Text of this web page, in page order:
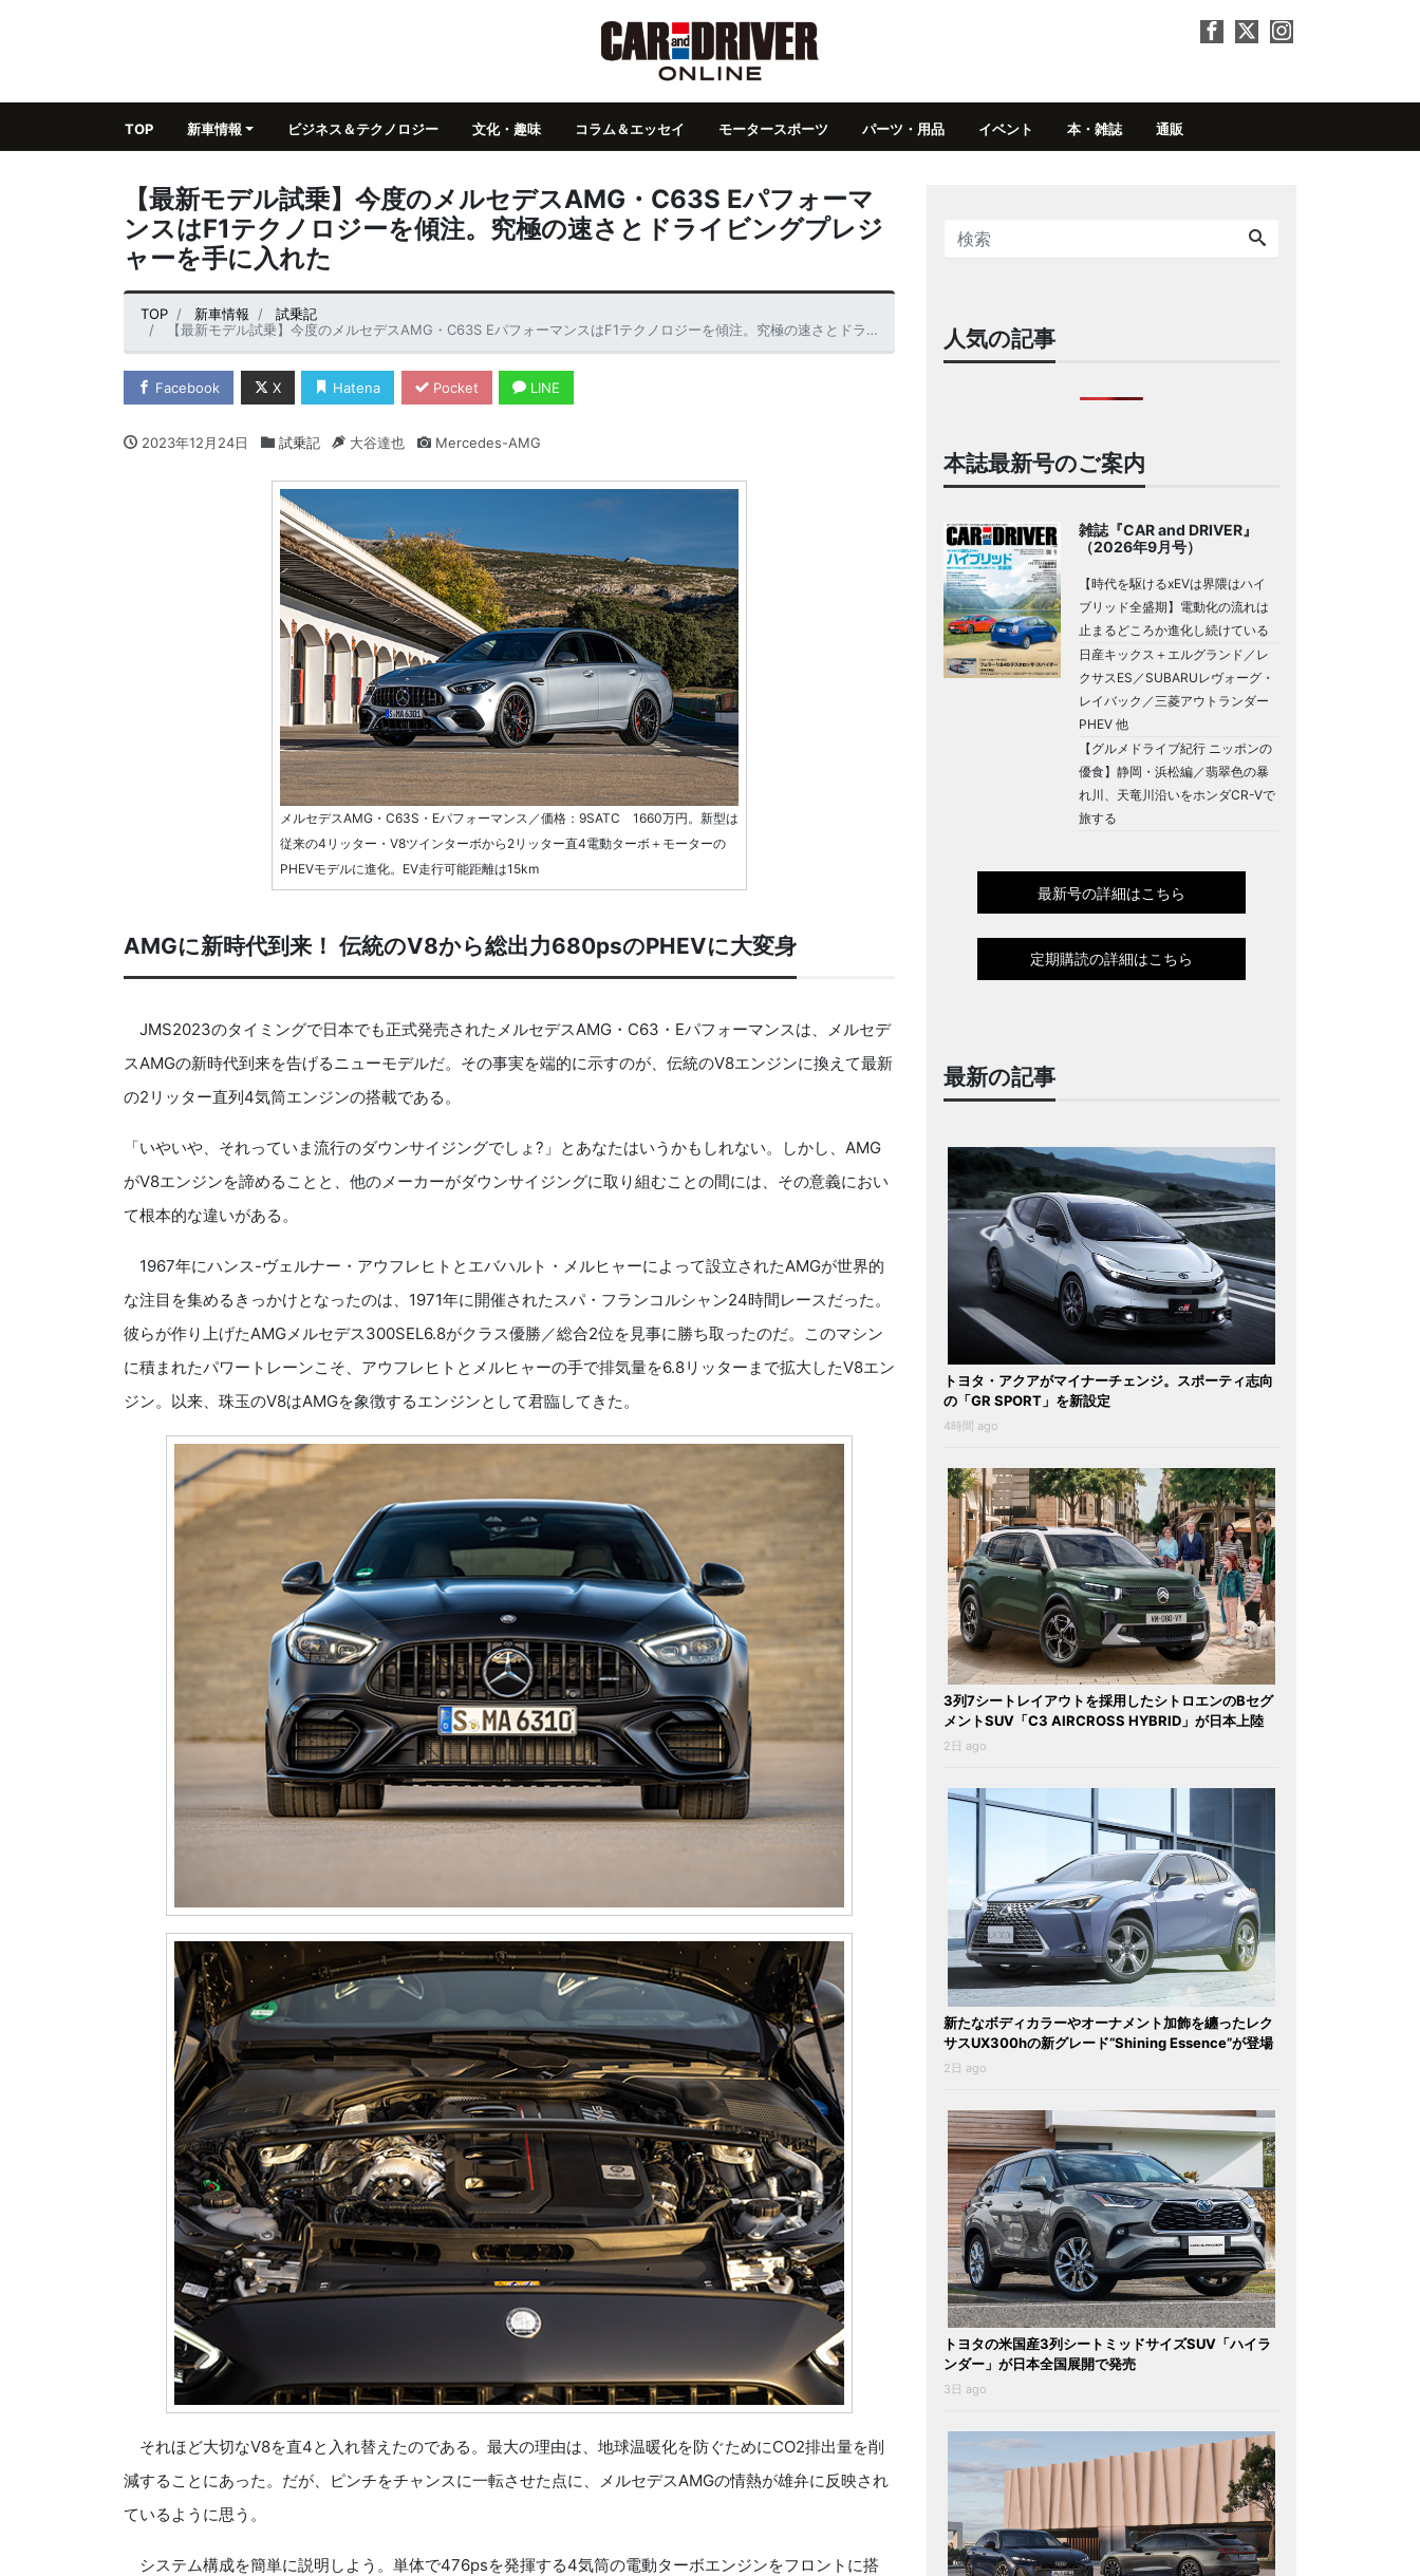
TOP 新車情報 ビジネス＆テクノロジー 文化・趣味 コラム＆エッセイ モータースポーツ パーツ・用品 イベント 本・雑誌 通販
【最新モデル試乗】今度のメルセデスAMG・C63S Eパフォーマ
ンスはF1テクノロジーを傾注。究極の速さとドライビングプレジ
ャーを手に入れた
TOP 新車情報
試乗記
【最新モデル試乗】今度のメルセデスAMG・C63S EパフォーマンスはF1テクノロジーを傾注。究極の速さとドライビングプレジャーを手に入れた
Facebook X Hatena Pocket LINE
2023年12月24日 試乗記 大谷達也 Mercedes-AMG
メルセデスAMG・C63S・Eパフォーマンス／価格：9SATC 1660万円。新型は
従来の4リッター・V8ツインターボから2リッター直4電動ターボ＋モーターの
PHEVモデルに進化。EV走行可能距離は15km
AMGに新時代到来！ 伝統のV8から総出力680psのPHEVに大変身
JMS2023のタイミングで日本でも正式発売されたメルセデスAMG・C63・Eパフォーマンスは、メルセデ
スAMGの新時代到来を告げるニューモデルだ。その事実を端的に示すのが、伝統のV8エンジンに換えて最新
の2リッター直列4気筒エンジンの搭載である。
「いやいや、それっていま流行のダウンサイジングでしょ?」とあなたはいうかもしれない。しかし、AMG
がV8エンジンを諦めることと、他のメーカーがダウンサイジングに取り組むことの間には、その意義におい
て根本的な違いがある。
1967年にハンス-ヴェルナー・アウフレヒトとエバハルト・メルヒャーによって設立されたAMGが世界的
な注目を集めるきっかけとなったのは、1971年に開催されたスパ・フランコルシャン24時間レースだった。
彼らが作り上げたAMGメルセデス300SEL6.8がクラス優勝／総合2位を見事に勝ち取ったのだ。このマシン
に積まれたパワートレーンこそ、アウフレヒトとメルヒャーの手で排気量を6.8リッターまで拡大したV8エン
ジン。以来、珠玉のV8はAMGを象徴するエンジンとして君臨してきた。
それほど大切なV8を直4と入れ替えたのである。最大の理由は、地球温暖化を防ぐためにCO2排出量を削
減することにあった。だが、ピンチをチャンスに一転させた点に、メルセデスAMGの情熱が雄弁に反映され
ているように思う。
システム構成を簡単に説明しよう。単体で476psを発揮する4気筒の電動ターボエンジンをフロントに搭
人気の記事
本誌最新号のご案内
雑誌『CAR and DRIVER』
（2026年9月号）
【時代を駆けるxEVは界隈はハイ
ブリッド全盛期】電動化の流れは
止まるどころか進化し続けている
日産キックス＋エルグランド／レ
クサスES／SUBARUレヴォーグ・
レイバック／三菱アウトランダー
PHEV 他
【グルメドライブ紀行 ニッポンの
優食】静岡・浜松編／翡翠色の暴
れ川、天竜川沿いをホンダCR-Vで
旅する
最新号の詳細はこちら
定期購読の詳細はこちら
最新の記事
トヨタ・アクアがマイナーチェンジ。スポーティ志向
の「GR SPORT」を新設定
4時間 ago
3列7シートレイアウトを採用したシトロエンのBセグ
メントSUV「C3 AIRCROSS HYBRID」が日本上陸
2日 ago
新たなボディカラーやオーナメント加飾を纏ったレク
サスUX300hの新グレード“Shining Essence”が登場
2日 ago
トヨタの米国産3列シートミッドサイズSUV「ハイラ
ンダー」が日本全国展開で発売
3日 ago